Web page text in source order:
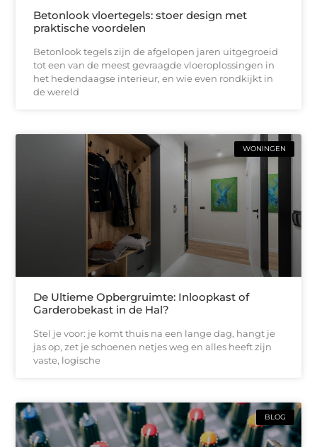
Betonlook vloertegels: stoer design met
praktische voordelen
Betonlook tegels zijn de afgelopen jaren uitgegroeid
tot een van de meest gevraagde vloeroplossingen in
het hedendaagse interieur, en wie even rondkijkt in
de wereld
WONINGEN
De Ultieme Opbergruimte: Inloopkast of
Garderobekast in de Hal?
Stel je voor: je komt thuis na een lange dag, hangt je
jas op, zet je schoenen netjes weg en alles heeft zijn
vaste, logische
BLOG